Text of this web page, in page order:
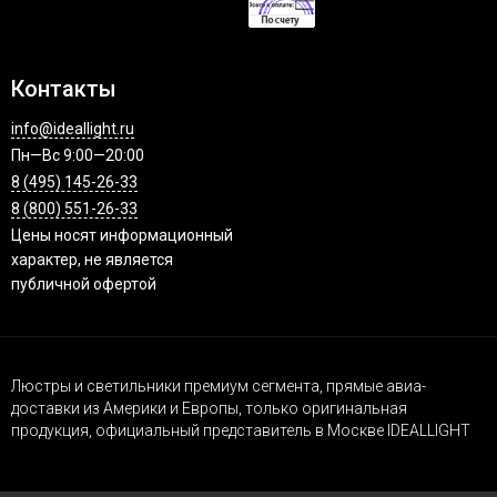
Контакты
info@ideallight.ru
Пн—Вс 9:00—20:00
8 (495) 145-26-33
8 (800) 551-26-33
Цены носят информационный
характер, не является
публичной офертой
Люстры и светильники премиум сегмента, прямые авиа-
доставки из Америки и Европы, только оригинальная
продукция, официальный представитель в Москве IDEALLIGHT